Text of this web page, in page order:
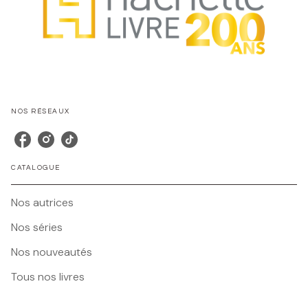
NOS RÉSEAUX
CATALOGUE
Nos autrices
Nos séries
Nos nouveautés
Tous nos livres